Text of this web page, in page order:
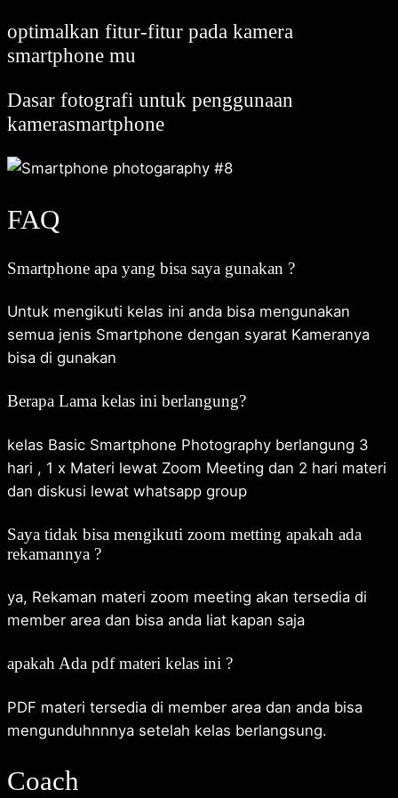
optimalkan fitur-fitur pada kamera
smartphone mu
Dasar fotografi untuk penggunaan
kamerasmartphone
FAQ
Smartphone apa yang bisa saya gunakan ?
Untuk mengikuti kelas ini anda bisa mengunakan
semua jenis Smartphone dengan syarat Kameranya
bisa di gunakan
Berapa Lama kelas ini berlangung?
kelas Basic Smartphone Photography berlangung 3
hari , 1 x Materi lewat Zoom Meeting dan 2 hari materi
dan diskusi lewat whatsapp group
Saya tidak bisa mengikuti zoom metting apakah ada
rekamannya ?
ya, Rekaman materi zoom meeting akan tersedia di
member area dan bisa anda liat kapan saja
apakah Ada pdf materi kelas ini ?
PDF materi tersedia di member area dan anda bisa
mengunduhnnnya setelah kelas berlangsung.
Coach